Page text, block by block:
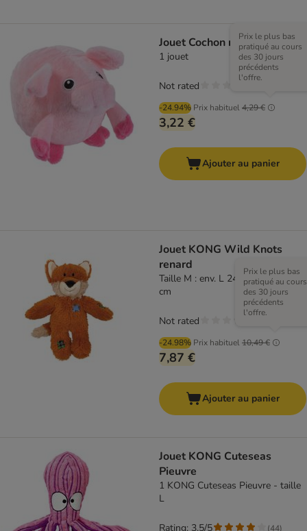
Jouet Cochon massant
1 jouet
-24.94% Prix habituel4,29 €
Prix le plus bas
pratiqué au cours
des 30 jours
précédents
l'offre.
3,22 €
Not rated
Ajouter au panier
Jouet KONG Wild Knots
renard
Taille M : env. L 24 x l 19 x h 8,9
cm
-24.98% Prix habituel10,49 €
Prix le plus bas
pratiqué au cours
des 30 jours
précédents
l'offre.
7,87 €
Not rated
Ajouter au panier
Jouet KONG Cuteseas
Pieuvre
1 KONG Cuteseas Pieuvre - taille
L
Rating: 3.5/5 (44)